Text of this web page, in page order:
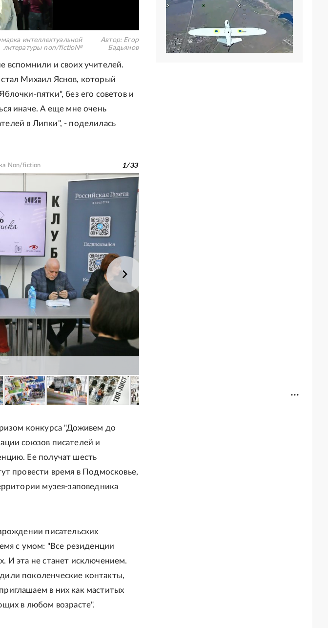
интеллектуальной
литературы non/fictio№
Автор: Егор
Бадьянов
вспомнили и своих учителей.
Михаил Яснов, который
пятки", без его советов и
иначе. А еще мне очень
в Липки", - поделилась
Non/fiction 1/33
конкурса "Доживем до
союзов писателей и
Ее получат шесть
провести время в Подмосковье,
музея-заповедника
писательских
с умом: "Все резиденции
И эта не станет исключением.
поколенческие контакты,
в них как маститых
в любом возрасте".